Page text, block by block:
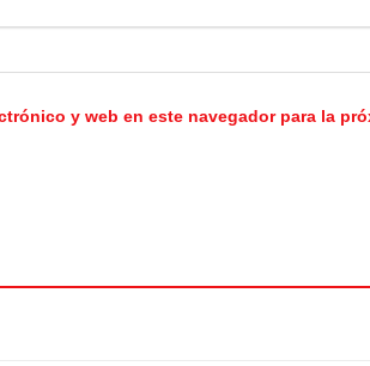
y web en este navegador para la